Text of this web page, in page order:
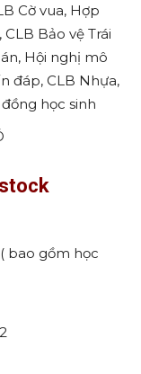
Cờ vua, Hợp
Bảo vệ Trái
Hội nghị mô
đáp, CLB Nhựa,
học sinh
bao gồm học